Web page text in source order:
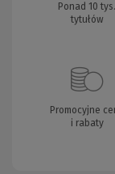
Ponad 10 tys.
tytułów
Promocyjne
i rabaty